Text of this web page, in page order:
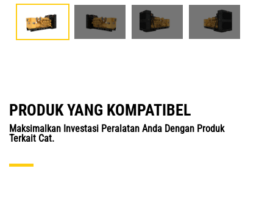
PRODUK YANG KOMPATIBEL
Maksimalkan Investasi Peralatan Anda Dengan Produk
Terkait Cat.